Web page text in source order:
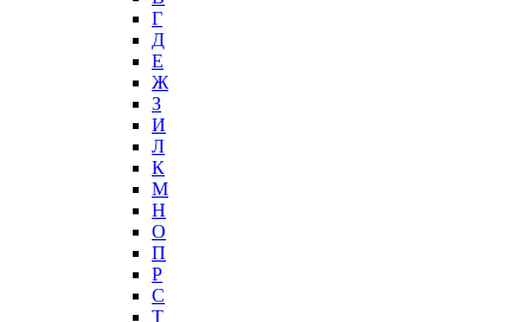
Г
Д
Е
Ж
З
И
Л
К
М
Н
О
П
Р
С
Т